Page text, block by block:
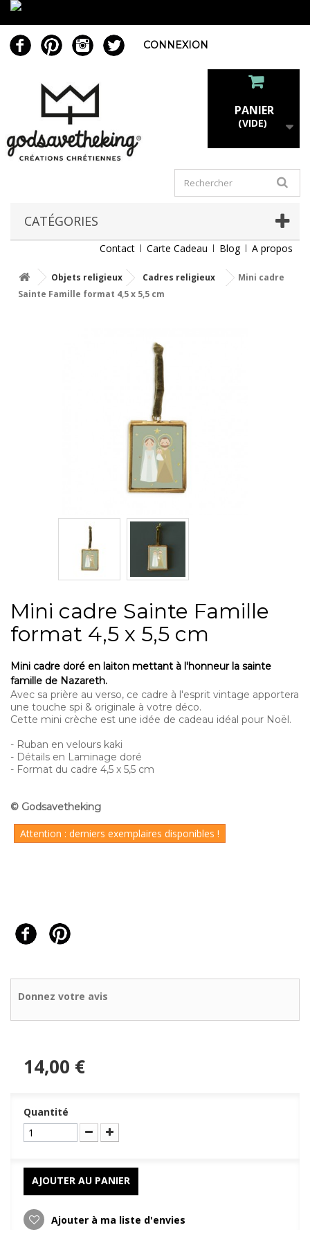
CONNEXION
PANIER
(VIDE)
CATÉGORIES
Contact Carte Cadeau Blog A propos
Objets religieux Cadres religieux
Mini cadre
Sainte Famille format 4,5 x 5,5 cm
Mini cadre Sainte Famille
format 4,5 x 5,5 cm
Mini cadre doré en laiton mettant à l'honneur la sainte
famille de Nazareth.
Avec sa prière au verso, ce cadre à l'esprit vintage apportera
une touche spi & originale à votre déco.
Cette mini crèche est une idée de cadeau idéal pour Noël.
- Ruban en velours kaki
- Détails en Laminage doré
- Format du cadre 4,5 x 5,5 cm
© Godsavetheking
Attention : derniers exemplaires disponibles !
Donnez votre avis
14,00 €
Quantité
AJOUTER AU PANIER
Ajouter à ma liste d'envies